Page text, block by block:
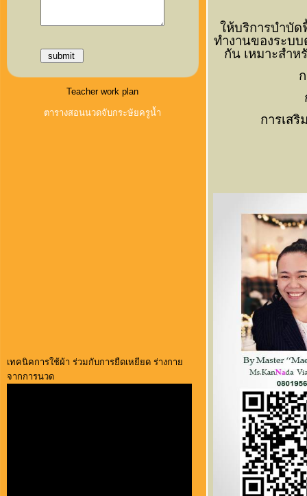
Teacher work plan
ตารางสอนนวดจับกระษัยครูน้ำ
เทคนิคการใช้ผ้า ร่วมกับการยืดเหยียด ร่างกาย
จากการนวด
ให้บริการบำบั
ทำงานของระบ
กัน เหมาะสำห
การเส